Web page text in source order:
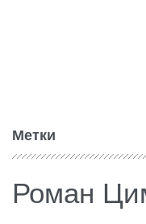
Метки
Роман